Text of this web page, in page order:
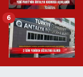
6